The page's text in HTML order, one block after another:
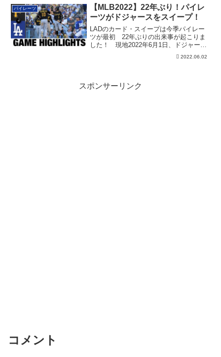
パイレーツ
【MLB2022】22年ぶり！パイレ
ーツがドジャースをスイープ！
LADのカード・スイープは今季パイレー
ツが最初 22年ぶりの出来事が起こりま
した！ 現地2022年6月1日、ドジャー・
2022.06.02
スポンサーリンク
コメント